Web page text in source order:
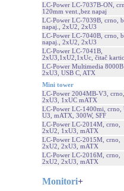
LC-Power LC-7037B-ON,
120mm vent.,bez napaj
LC-Power LC-7039B, crno,
napaj., 2xU2, 2xU3
LC-Power LC-7040B, crno,
napaj., 2xU2, 2xU3
LC-Power LC-7041B,
2xU3,1xU2,1xUc, čitač
LC-Power Multimedia 8000B
2xU3, USB C, ATX
Mini tower
LC-Power 2004MB-V3, crno,
2xU3, 1xUC mATX
LC-Power LC-1400mi, crno,
U3, mATX, 300W, SFF
LC-Power LC-2014M, crno,
2xU2, 1xU3, mATX
LC-Power LC-2015M, crno,
2xU2, 2xU3, mATX
LC-Power LC-2016M, crno,
2xU2, 2xU3, mATX
Monitori+